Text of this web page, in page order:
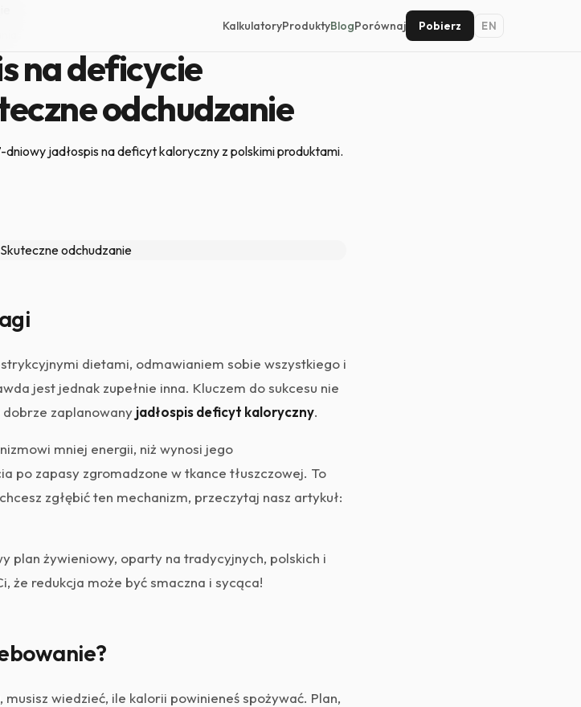
KalkulatoryProduktyBlogPorównaj Pobierz EN
na deficycie
odchudzanie
jadłospis na deficyt kaloryczny z polskimi produktami.
dietami, odmawianiem sobie wszystkiego i
jest jednak zupełnie inna. Kluczem do sukcesu nie
zaplanowany jadłospis deficyt kaloryczny.
mniej energii, niż wynosi jego
po zapasy zgromadzone w tkance tłuszczowej. To
zgłębić ten mechanizm, przeczytaj nasz artykuł:
plan żywieniowy, oparty na tradycyjnych, polskich i
że redukcja może być smaczna i sycąca!
wiedzieć, ile kalorii powinieneś spożywać. Plan,